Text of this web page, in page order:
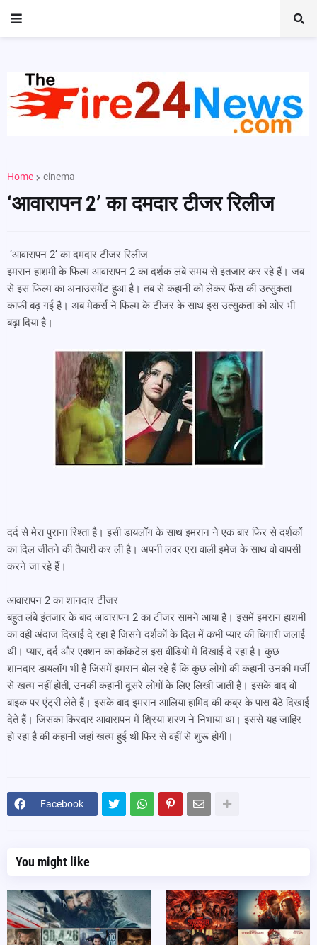
Home cinema
‘आवारापन 2’ का दमदार टीजर रिलीज
‘आवारापन 2’ का दमदार टीजर रिलीज
इमरान हाशमी के फिल्म आवारापन 2 का दर्शक लंबे समय से इंतजार कर रहे हैं। जब
से इस फिल्म का अनाउंसमेंट हुआ है। तब से कहानी को लेकर फैंस की उत्सुकता
काफी बढ़ गई है। अब मेकर्स ने फिल्म के टीजर के साथ इस उत्सुकता को ओर भी
बढ़ा दिया है।
दर्द से मेरा पुराना रिश्ता है। इसी डायलॉग के साथ इमरान ने एक बार फिर से दर्शकों
का दिल जीतने की तैयारी कर ली है। अपनी लवर एरा वाली इमेज के साथ वो वापसी
करने जा रहे हैं।
आवारापन 2 का शानदार टीजर
बहुत लंबे इंतजार के बाद आवारापन 2 का टीजर सामने आया है। इसमें इमरान हाशमी
का वही अंदाज दिखाई दे रहा है जिसने दर्शकों के दिल में कभी प्यार की चिंगारी जलाई
थी। प्यार, दर्द और एक्शन का कॉकटेल इस वीडियो में दिखाई दे रहा है। कुछ
शानदार डायलॉग भी है जिसमें इमरान बोल रहे हैं कि कुछ लोगों की कहानी उनकी मर्जी
से खत्म नहीं होती, उनकी कहानी दूसरे लोगों के लिए लिखी जाती है। इसके बाद वो
बाइक पर एंट्री लेते हैं। इसके बाद इमरान आलिया हामिद की कब्र के पास बैठे दिखाई
देते हैं। जिसका किरदार आवारापन में श्रिया शरण ने निभाया था। इससे यह जाहिर
हो रहा है की कहानी जहां खत्म हुई थी फिर से वहीं से शुरू होगी।
Facebook
You might like